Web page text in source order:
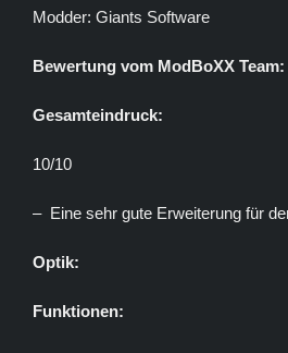
Modder: Giants Software
Bewertung vom ModBoXX Team:
Gesamteindruck:
10/10
– Eine sehr gute Erweiterung für
Optik:
Funktionen: